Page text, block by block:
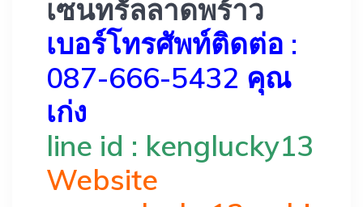
เซนทรัลลาดพร้าว
เบอร์โทรศัพท์ติดต่อ :
087-666-5432 คุณ
เก่ง
line id : kenglucky13
Website